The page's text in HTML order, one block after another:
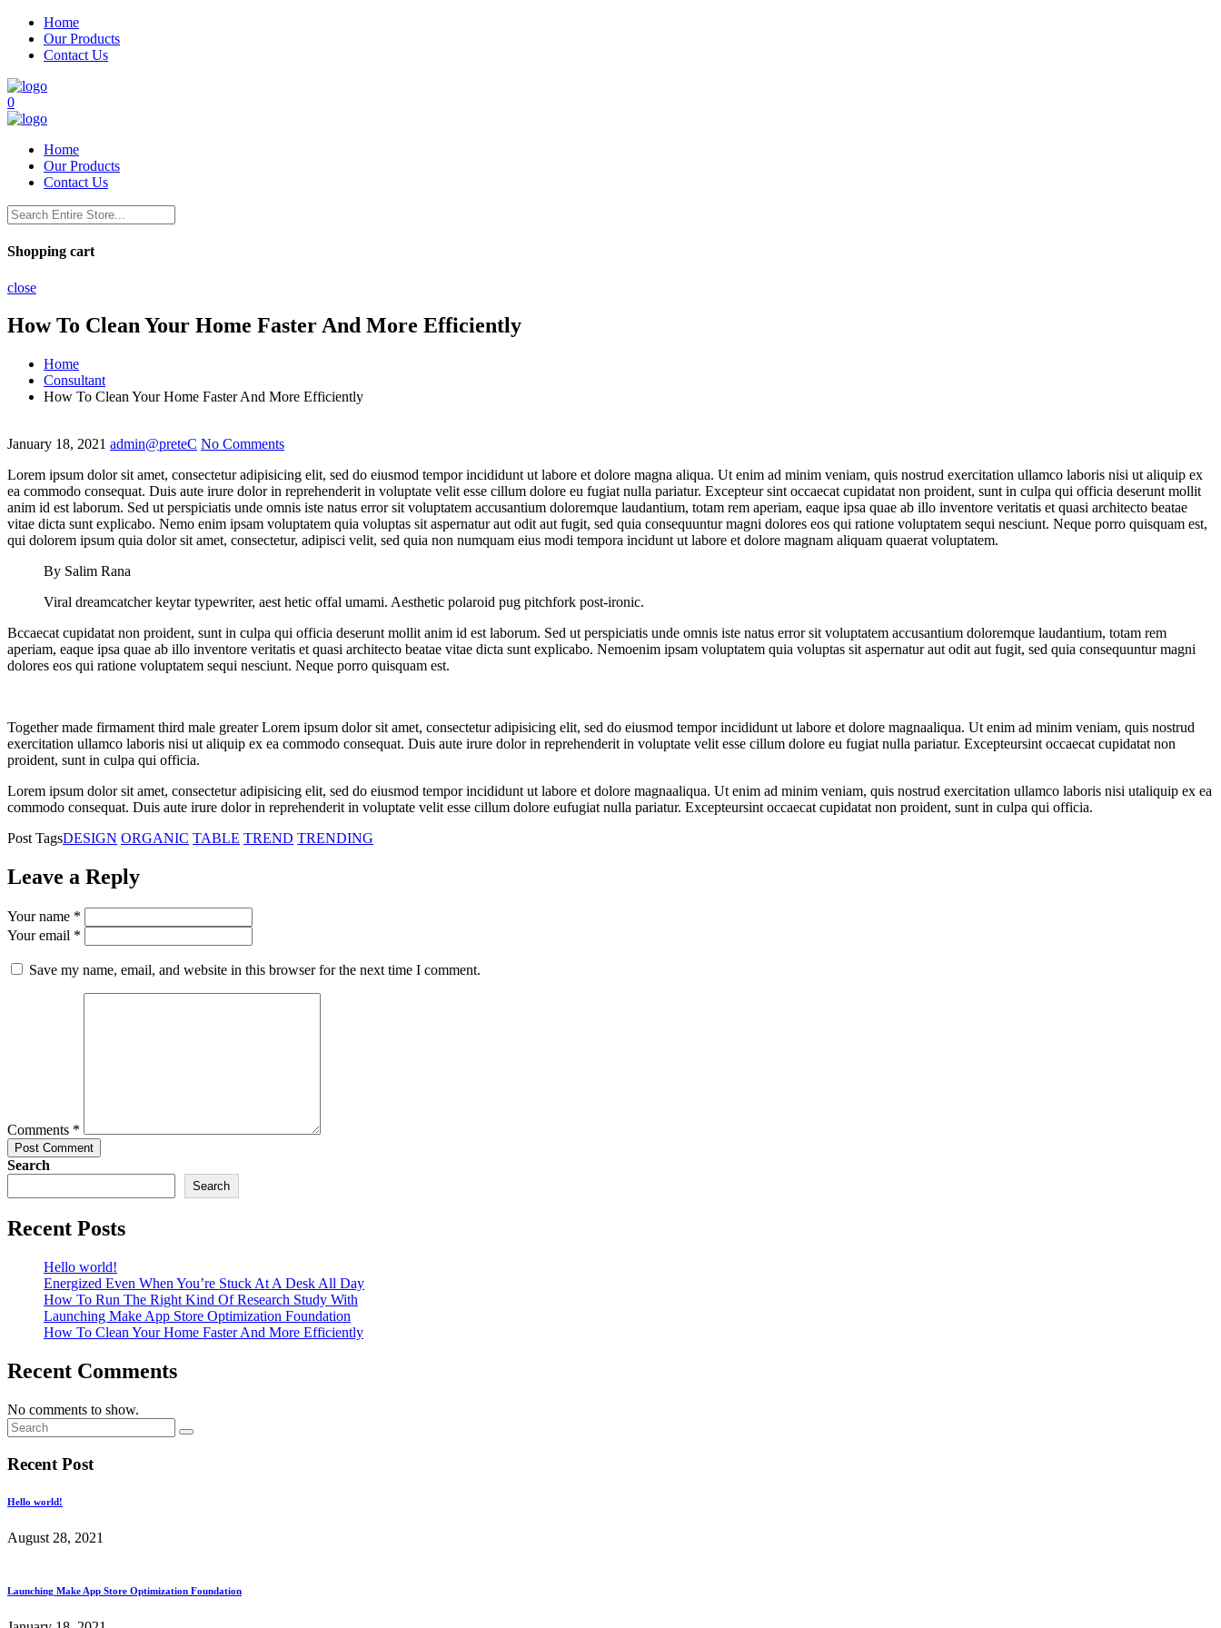
Home
Our Products
Contact Us
0
Home
Our Products
Contact Us
Shopping cart
close
How To Clean Your Home Faster And More Efficiently
Home
Consultant
How To Clean Your Home Faster And More Efficiently
January 18, 2021 admin@preteC No Comments
Lorem ipsum dolor sit amet, consectetur adipisicing elit, sed do eiusmod tempor incididunt ut labore et dolore magna aliqua. Ut enim ad minim veniam, quis nostrud exercitation ullamco laboris nisi ut aliquip ex
ea commodo consequat. Duis aute irure dolor in reprehenderit in voluptate velit esse cillum dolore eu fugiat nulla pariatur. Excepteur sint occaecat cupidatat non proident, sunt in culpa qui officia deserunt mollit
anim id est laborum. Sed ut perspiciatis unde omnis iste natus error sit voluptatem accusantium doloremque laudantium, totam rem aperiam, eaque ipsa quae ab illo inventore veritatis et quasi architecto beatae
vitae dicta sunt explicabo. Nemo enim ipsam voluptatem quia voluptas sit aspernatur aut odit aut fugit, sed quia consequuntur magni dolores eos qui ratione voluptatem sequi nesciunt. Neque porro quisquam est,
qui dolorem ipsum quia dolor sit amet, consectetur, adipisci velit, sed quia non numquam eius modi tempora incidunt ut labore et dolore magnam aliquam quaerat voluptatem.
By Salim Rana
Viral dreamcatcher keytar typewriter, aest hetic offal umami. Aesthetic polaroid pug pitchfork post-ironic.
Bccaecat cupidatat non proident, sunt in culpa qui officia deserunt mollit anim id est laborum. Sed ut perspiciatis unde omnis iste natus error sit voluptatem accusantium doloremque laudantium, totam rem
aperiam, eaque ipsa quae ab illo inventore veritatis et quasi architecto beatae vitae dicta sunt explicabo. Nemoenim ipsam voluptatem quia voluptas sit aspernatur aut odit aut fugit, sed quia consequuntur magni
dolores eos qui ratione voluptatem sequi nesciunt. Neque porro quisquam est.
Together made firmament third male greater Lorem ipsum dolor sit amet, consectetur adipisicing elit, sed do eiusmod tempor incididunt ut labore et dolore magnaaliqua. Ut enim ad minim veniam, quis nostrud
exercitation ullamco laboris nisi ut aliquip ex ea commodo consequat. Duis aute irure dolor in reprehenderit in voluptate velit esse cillum dolore eu fugiat nulla pariatur. Excepteursint occaecat cupidatat non
proident, sunt in culpa qui officia.
Lorem ipsum dolor sit amet, consectetur adipisicing elit, sed do eiusmod tempor incididunt ut labore et dolore magnaaliqua. Ut enim ad minim veniam, quis nostrud exercitation ullamco laboris nisi utaliquip ex ea
commodo consequat. Duis aute irure dolor in reprehenderit in voluptate velit esse cillum dolore eufugiat nulla pariatur. Excepteursint occaecat cupidatat non proident, sunt in culpa qui officia.
Post TagsDESIGN ORGANIC TABLE TREND TRENDING
Leave a Reply
Your name *
Your email *
Save my name, email, and website in this browser for the next time I comment.
Comments *
Post Comment
Search
Search
Recent Posts
Hello world!
Energized Even When You’re Stuck At A Desk All Day
How To Run The Right Kind Of Research Study With
Launching Make App Store Optimization Foundation
How To Clean Your Home Faster And More Efficiently
Recent Comments
No comments to show.
Recent Post
Hello world!
August 28, 2021
Launching Make App Store Optimization Foundation